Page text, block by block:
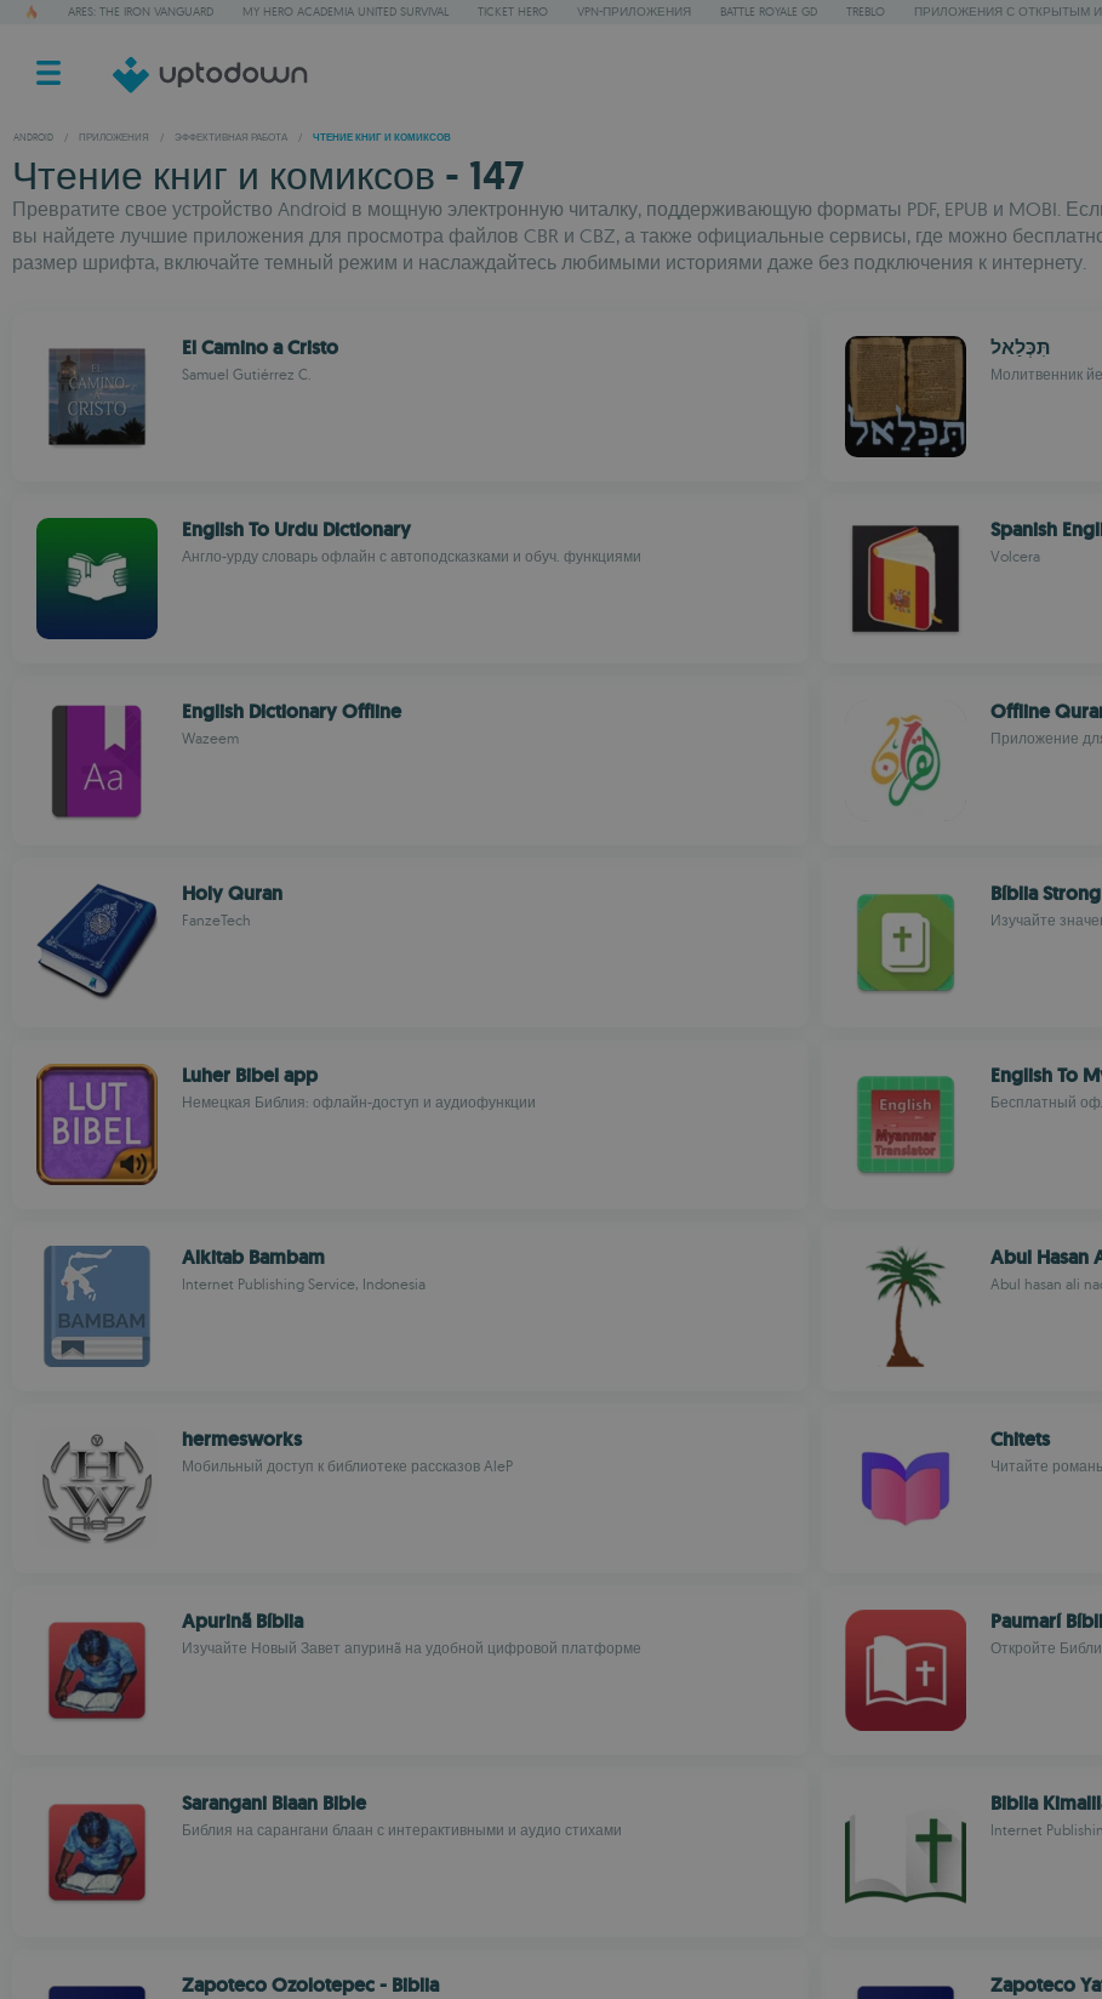
ARES: THE IRON VANGUARD MY HERO ACADEMIA UNITED SURVIVAL TICKET HERO VPN-ПРИЛОЖЕНИЯ BATTLE ROYALE GD TREBLO ПРИЛОЖЕНИЯ С ОТКРЫТЫМ
ANDROID / ПРИЛОЖЕНИЯ / ЭФФЕКТИВНАЯ РАБОТА / ЧТЕНИЕ КНИГ И КОМИКСОВ
Чтение книг и комиксов - 147
Превратите свое устройство Android в мощную электронную читалку, поддерживающую форматы PDF, EPUB и MOBI.
вы найдете лучшие приложения для просмотра файлов CBR и CBZ, а также официальные сервисы, где можно
размер шрифта, включайте темный режим и наслаждайтесь любимыми историями даже без подключения к интернету.
El Camino a Cristo
Samuel Gutiérrez C.
תִּכְּלַאל
Молитвенник
English To Urdu Dictionary
Англо-урду словарь офлайн с автоподсказками и обуч. функциями
Spanish
Volcera
English Dictionary Offline
Wazeem
Offline
Приложение
Holy Quran
FanzeTech
Bíblia Strong
Изучайте
Luher Bibel app
Немецкая Библия: офлайн-доступ и аудиофункции
English To
Бесплатный
Alkitab Bambam
Internet Publishing Service, Indonesia
Abul Hasan
Abul hasan ali
hermesworks
Мобильный доступ к библиотеке рассказов AleP
Chitets
Читайте
Apurinã Bíblia
Изучайте Новый Завет апуринã на удобной цифровой платформе
Paumarí
Откройте
Sarangani Blaan Bible
Библия на сарангани блаан с интерактивными и аудио стихами
Biblia
Internet
Zapoteco Ozolotepec - Biblia Zapoteco